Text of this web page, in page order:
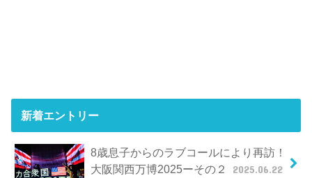
新着エントリー
8歳息子からのラブコールにより再訪！
大阪関西万博2025ーその２
2025.06.22